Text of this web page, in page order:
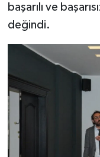
başarılı ve
değindi.